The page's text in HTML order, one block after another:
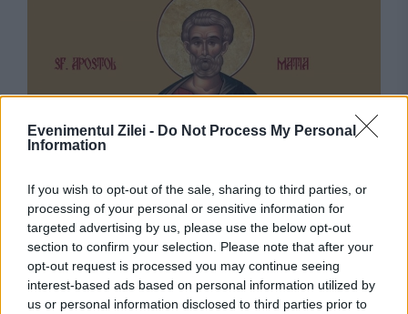
Evenimentul Zilei - Do Not Process My Personal
Information
If you wish to opt-out of the sale, sharing to third parties, or
processing of your personal or sensitive information for
targeted advertising by us, please use the below opt-out
section to confirm your selection. Please note that after your
opt-out request is processed you may continue seeing
interest-based ads based on personal information utilized by
us or personal information disclosed to third parties prior to
Calendar ortodox, 9 august. Sfântul Apostol
Matia, martirul pentru Iisus Hristos